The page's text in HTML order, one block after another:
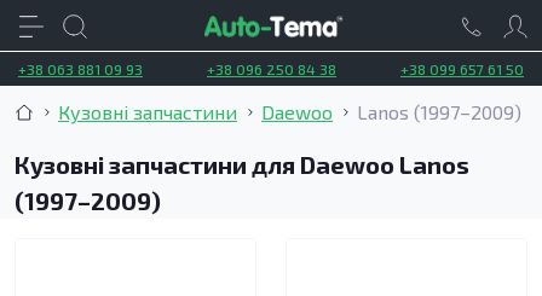
+38 063 881 09 93 +38 096 250 84 38 +38 099 657 61 50
Кузовні запчастини Daewoo Lanos (1997–2009)
Кузовні запчастини для Daewoo Lanos
(1997–2009)